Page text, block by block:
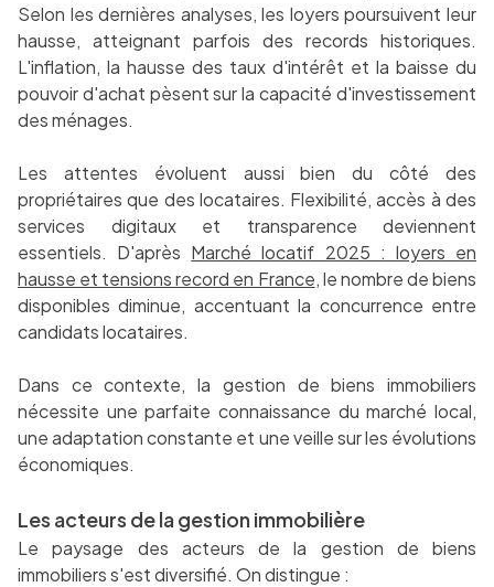
Selon les dernières analyses, les loyers poursuivent leur
hausse, atteignant parfois des records historiques.
L'inflation, la hausse des taux d'intérêt et la baisse du
pouvoir d'achat pèsent sur la capacité d'investissement
des ménages.
Les attentes évoluent aussi bien du côté des
propriétaires que des locataires. Flexibilité, accès à des
services digitaux et transparence deviennent
essentiels. D'après Marché locatif 2025 : loyers en
hausse et tensions record en France, le nombre de biens
disponibles diminue, accentuant la concurrence entre
candidats locataires.
Dans ce contexte, la gestion de biens immobiliers
nécessite une parfaite connaissance du marché local,
une adaptation constante et une veille sur les évolutions
économiques.
Les acteurs de la gestion immobilière
Le paysage des acteurs de la gestion de biens
immobiliers s'est diversifié. On distingue :